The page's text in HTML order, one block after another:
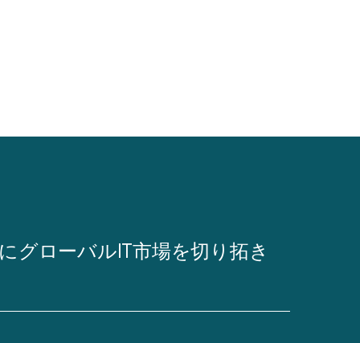
グローバルIT市場を切り拓き